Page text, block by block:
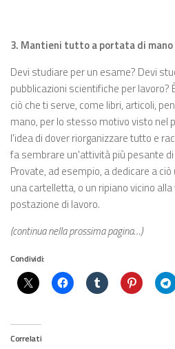
3. Mantieni tutto a portata di mano
Devi studiare per un esame? Devi
pubblicazioni scientifiche per
ciò che ti serve, come libri, articoli,
mano, per lo stesso motivo visto nel
l'idea di dover riorganizzare tutto e
fa sembrare un'attività più pesante di
Provate, ad esempio, a dedicare a
una cartelletta, o un ripiano vicino
postazione di lavoro.
(continua nella prossima pagina…)
Condividi:
Correlati